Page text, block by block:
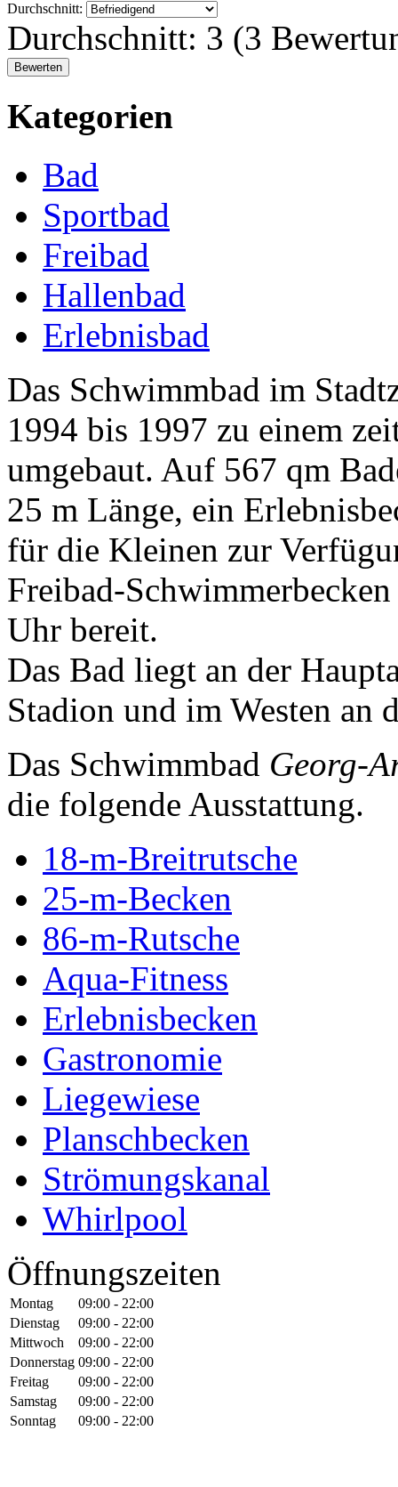
Durchschnitt:
Durchschnitt: 3 (3
Kategorien
Bad
Sportbad
Freibad
Hallenbad
Erlebnisbad
Das Schwimmbad im
1994 bis 1997 zu einem
umgebaut. Auf 567 qm
25 m Länge, ein
für die Kleinen zur
Freibad-
Uhr bereit.
Das Bad liegt an der
Stadion und im Westen an
Das Schwimmbad Georg-
die folgende Ausstattung.
18-m-Breitrutsche
25-m-Becken
86-m-Rutsche
Aqua-Fitness
Erlebnisbecken
Gastronomie
Liegewiese
Planschbecken
Strömungskanal
Whirlpool
Öffnungszeiten
Montag
09:00 - 22:00
Dienstag
09:00 - 22:00
Mittwoch
09:00 - 22:00
Donnerstag 09:00 - 22:00
Freitag
09:00 - 22:00
Samstag
09:00 - 22:00
Sonntag
09:00 - 22:00